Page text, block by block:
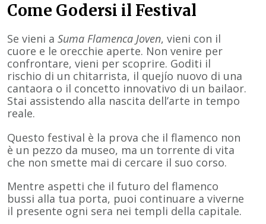
Come Godersi il Festival
Se vieni a Suma Flamenca Joven, vieni con il
cuore e le orecchie aperte. Non venire per
confrontare, vieni per scoprire. Goditi il
rischio di un chitarrista, il quejío nuovo di una
cantaora o il concetto innovativo di un bailaor.
Stai assistendo alla nascita dell’arte in tempo
reale.
Questo festival è la prova che il flamenco non
è un pezzo da museo, ma un torrente di vita
che non smette mai di cercare il suo corso.
Mentre aspetti che il futuro del flamenco
bussi alla tua porta, puoi continuare a viverne
il presente ogni sera nei templi della capitale.